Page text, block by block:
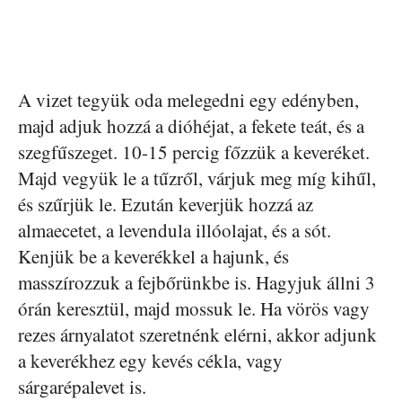
A vizet tegyük oda melegedni egy edényben,
majd adjuk hozzá a dióhéjat, a fekete teát, és a
szegfűszeget. 10-15 percig főzzük a keveréket.
Majd vegyük le a tűzről, várjuk meg míg kihűl,
és szűrjük le. Ezután keverjük hozzá az
almaecetet, a levendula illóolajat, és a sót.
Kenjük be a keverékkel a hajunk, és
masszírozzuk a fejbőrünkbe is. Hagyjuk állni 3
órán keresztül, majd mossuk le. Ha vörös vagy
rezes árnyalatot szeretnénk elérni, akkor adjunk
a keverékhez egy kevés cékla, vagy
sárgarépalevet is.